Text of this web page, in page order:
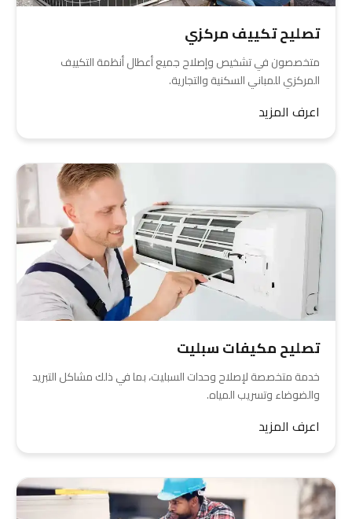
تصليح تكييف مركزي
متخصصون في تشخيص وإصلاح جميع أعطال أنظمة التكييف
المركزي للمباني السكنية والتجارية.
اعرف المزيد
تصليح مكيفات سبليت
خدمة متخصصة لإصلاح وحدات السبليت، بما في ذلك مشاكل التبريد
والضوضاء وتسريب المياه.
اعرف المزيد